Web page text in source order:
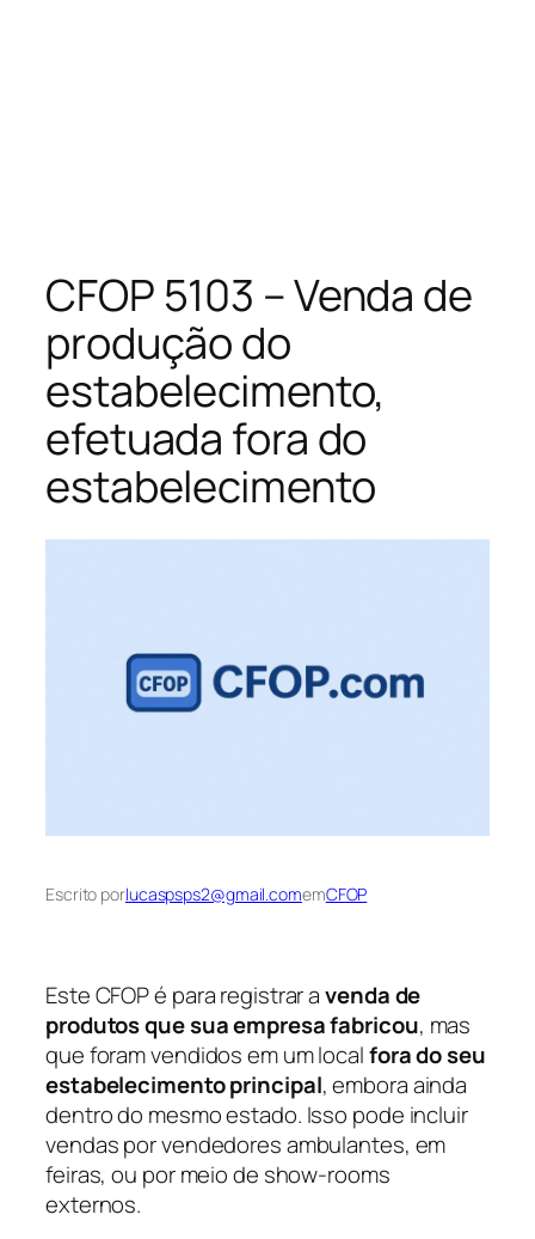
CFOP 5103 – Venda de
produção do
estabelecimento,
efetuada fora do
estabelecimento
Escrito porlucaspsps2@gmail.comemCFOP
Este CFOP é para registrar avenda de
produtos que sua empresa fabricou, mas
que foram vendidos em um localfora do seu
estabelecimento principal, embora ainda
dentro do mesmo estado. Isso pode incluir
vendas por vendedores ambulantes, em
feiras, ou por meio de show-rooms
externos.